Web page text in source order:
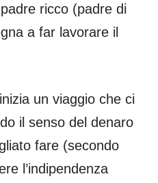
ricco (padre di
a far lavorare il
un viaggio che ci
il senso del denaro
fare (secondo
l’indipendenza